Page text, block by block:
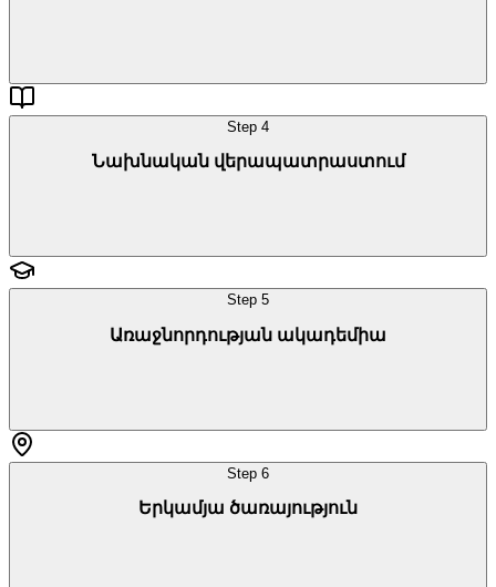
Step 4
Նախ­նա­կան վե­րա­պատ­րաս­տում
Step 5
Ա­ռաջ­նոր­դութ­յան ա­կա­դե­միա
Step 6
Եր­կամ­յա ծա­ռա­յութ­յուն